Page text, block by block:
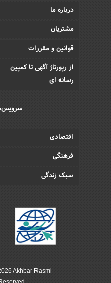
درباره ما
مشتریان
قوانین و مقررات
از رپورتاژ آگهی تا کمپین
رسانه ای
اقتصادی
فرهنگی
سبک زندگی
Akhbar Rasmi